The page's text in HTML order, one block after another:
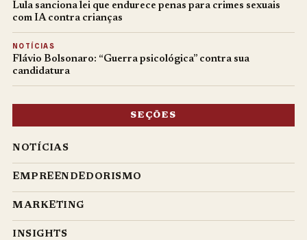
Lula sanciona lei que endurece penas para crimes sexuais
com IA contra crianças
NOTÍCIAS
Flávio Bolsonaro: “Guerra psicológica” contra sua
candidatura
SEÇÕES
NOTÍCIAS
EMPREENDEDORISMO
MARKETING
INSIGHTS